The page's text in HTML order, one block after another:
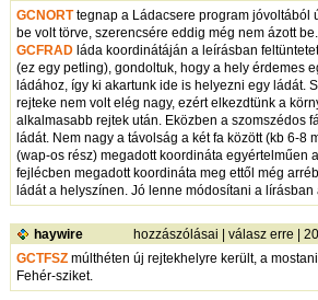
GCNORTtegnap a Ládacsere program jóvoltából
be volt törve, szerencsére eddig még nem ázott be.
GCFRAD láda koordinátáján a leírásban
(ez egy petling), gondoltuk, hogy a hely érdemes
ládához, így ki akartunk ide is helyezni egy ládát.
rejteke nem volt elég nagy, ezért elkezdtünk a
alkalmasabb rejtek után. Eközben a szomszédos
ládát. Nem nagy a távolság a két fa között (kb 6-8
(wap-os rész) megadott koordináta egyértelműen
fejlécben megadott koordináta meg ettől még
ládát a helyszínen. Jó lenne módosítani a lírásban
haywire hozzászólásai |válasz erre |
GCTFSZ múlthéten új rejtekhelyre került, a
Fehér-sziket.